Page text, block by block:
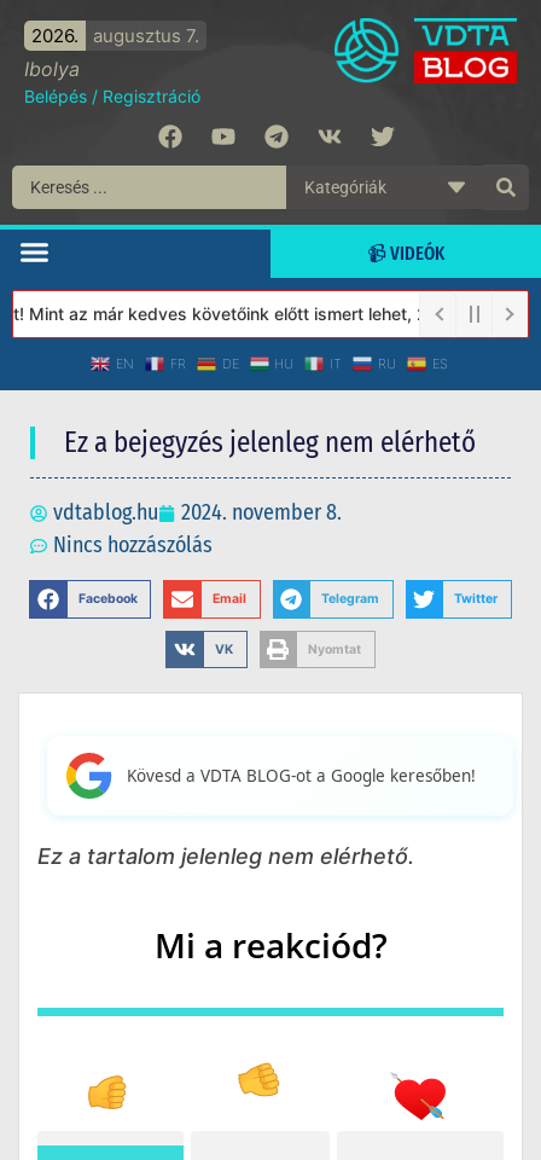
2026. augusztus 7.
Ibolya
Belépés / Regisztráció
📹 VIDEÓK
az már kedves követőink előtt ismert lehet, 2023-tól a
EN FR DE HU IT RU ES
Ez a bejegyzés jelenleg nem elérhető
vdtablog.hu
2024. november 8.
Nincs hozzászólás
Facebook Email Telegram Twitter
VK Nyomtat
Kövesd a VDTA BLOG-ot a Google keresőben!
Ez a tartalom jelenleg nem elérhető.
Mi a reakciód?